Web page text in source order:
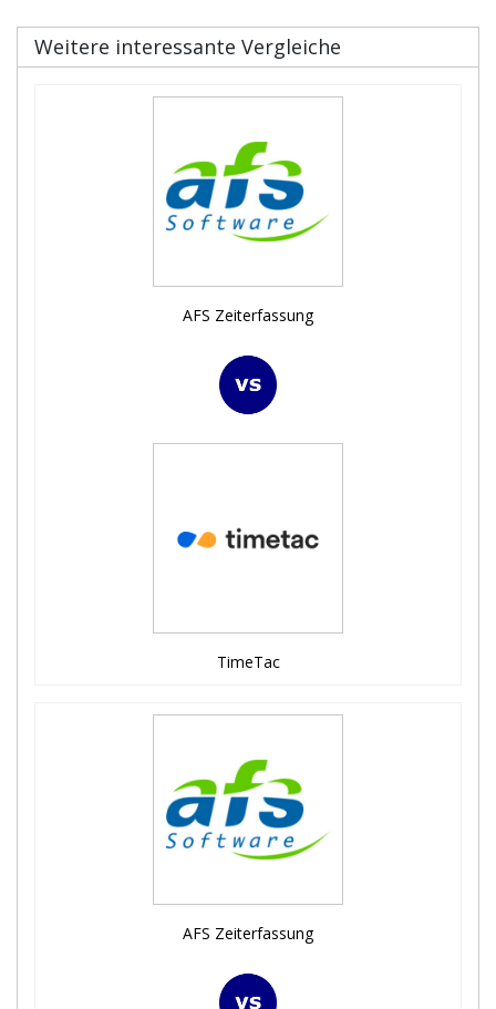
Weitere interessante Vergleiche
AFS Zeiterfassung
TimeTac
AFS Zeiterfassung